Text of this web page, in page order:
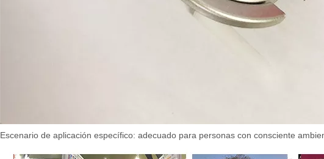
Escenario de aplicación específico: adecuado para personas con consciente